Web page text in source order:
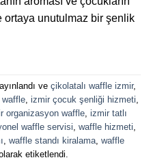
unutulmaz bir şenlik
ve çikolatalı waffle izmir,
, izmir çocuk şenliği hizmeti
organizasyon waffle izmir tatlı
waffle servisi waffle hizmeti
waffle standı kiralama, waffle
etiketlendi.